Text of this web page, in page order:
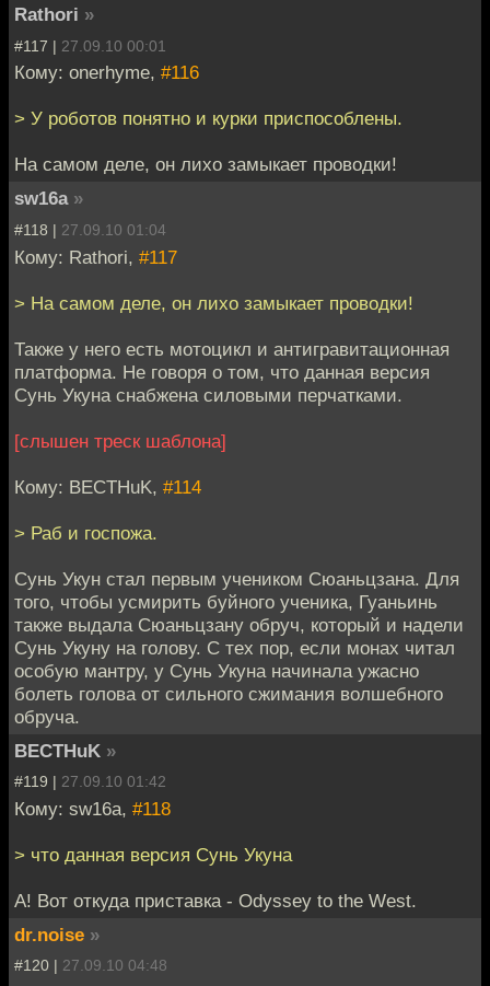
Rathori »
#117 | 27.09.10 00:01
Кому: onerhyme, #116
> У роботов понятно и курки приспособлены.
На самом деле, он лихо замыкает проводки!
sw16a »
#118 | 27.09.10 01:04
Кому: Rathori, #117
> На самом деле, он лихо замыкает проводки!
Также у него есть мотоцикл и антигравитационная
платформа. Не говоря о том, что данная версия
Сунь Укуна снабжена силовыми перчатками.
[слышен треск шаблона]
Кому: BECTHuK, #114
> Раб и госпожа.
Сунь Укун стал первым учеником Сюаньцзана. Для
того, чтобы усмирить буйного ученика, Гуаньинь
также выдала Сюаньцзану обруч, который и надели
Сунь Укуну на голову. С тех пор, если монах читал
особую мантру, у Сунь Укуна начинала ужасно
болеть голова от сильного сжимания волшебного
обруча.
BECTHuK »
#119 | 27.09.10 01:42
Кому: sw16a, #118
> что данная версия Сунь Укуна
А! Вот откуда приставка - Odyssey to the West.
dr.noise »
#120 | 27.09.10 04:48